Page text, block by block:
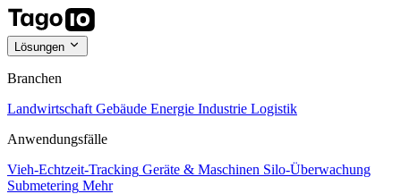
Lösungen
Branchen
Landwirtschaft Gebäude Energie Industrie Logistik
Anwendungsfälle
Vieh-Echtzeit-Tracking Geräte & Maschinen Silo-Überwachung
Submetering Mehr